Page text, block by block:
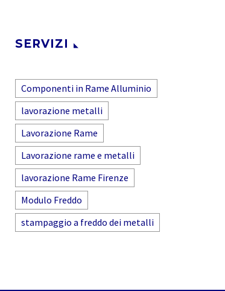
SERVIZI
Componenti in Rame Alluminio
lavorazione metalli
Lavorazione Rame
Lavorazione rame e metalli
lavorazione Rame Firenze
Modulo Freddo
stampaggio a freddo dei metalli